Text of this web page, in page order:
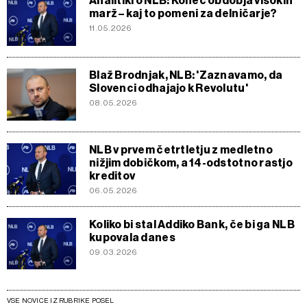
marž – kaj to pomeni za delničarje?
11.05.2026
Blaž Brodnjak, NLB: 'Zaznavamo, da
Slovenci odhajajo k Revolutu'
08.05.2026
NLB v prvem četrtletju z medletno
nižjim dobičkom, a 14-odstotno rastjo
kreditov
06.05.2026
Koliko bi stal Addiko Bank, če bi ga NLB
kupovala danes
09.03.2026
VSE NOVICE IZ RUBRIKE POSEL